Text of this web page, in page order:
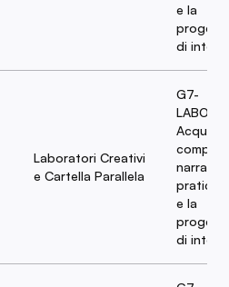
e la
di
Laboratori Creativi
e Cartella Parallela
G7-
pratica
e la
di